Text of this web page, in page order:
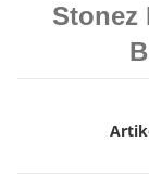
Stonez